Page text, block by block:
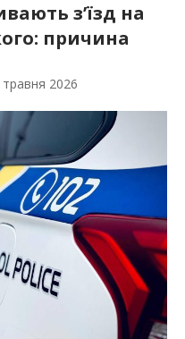
з’їзд на
причина
2026